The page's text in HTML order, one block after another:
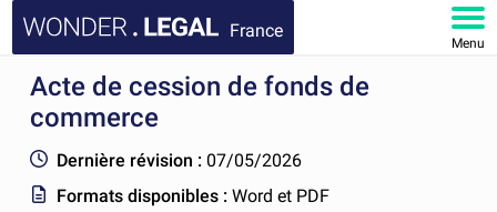
France
Menu
ACCUEIL
FAQ
Acte de cession de fonds de
commerce
Dernière révision : 07/05/2026
Formats disponibles :Word et PDF